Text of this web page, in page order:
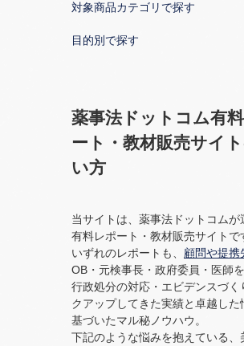
対象商品カテゴリで探す
目的別で探す
薬事法ドットコム有
ート・教材販売サイ
い方
当サイトは、薬事法ドットコムが
有料レポート・教材販売サイトで
いずれのレポートも、 顧問や提携
OB・元検事長・政府委員・医師を
行政処分の対応・エビデンスづく
クアップしてきた実績と卓越した
基づいたマル秘ノウハウ。
下記のような悩みを抱えている、